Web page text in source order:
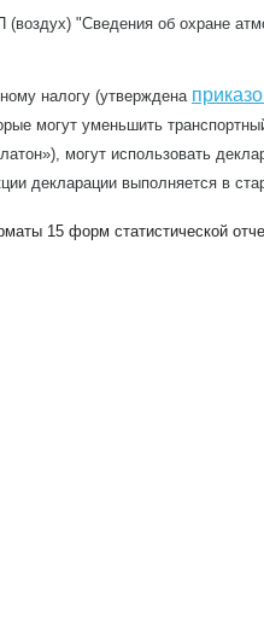
(воздух) "Сведения об охране
налогу (утверждена
могут уменьшить
могут использовать
декларации выполняется в
15 форм статистической